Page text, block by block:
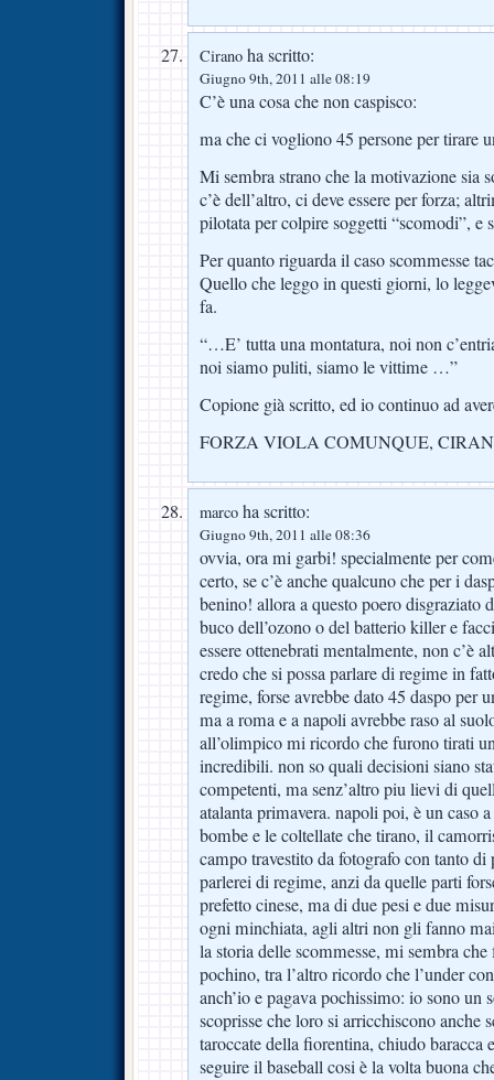
Cirano ha scritto:
Giugno 9th, 2011 alle 08:19
C’è una cosa che non caspisco:
ma che ci vogliono 45 persone per tirare
Mi sembra strano che la motivazione sia
c’è dell’altro, ci deve essere per forza;
pilotata per colpire soggetti “scomodi”, e
Per quanto riguarda il caso scommesse
Quello che leggo in questi giorni, lo
fa.
“…E’ tutta una montatura, noi non
noi siamo puliti, siamo le vittime …”
Copione già scritto, ed io continuo ad
FORZA VIOLA COMUNQUE,
marco ha scritto:
Giugno 9th, 2011 alle 08:36
ovvia, ora mi garbi! specialmente per
certo, se c’è anche qualcuno che per i
benino! allora a questo poero disgraziato
buco dell’ozono o del batterio killer e
essere ottenebrati mentalmente, non c’è
credo che si possa parlare di regime in
regime, forse avrebbe dato 45 daspo per
ma a roma e a napoli avrebbe raso al
all’olimpico mi ricordo che furono tirati
incredibili. non so quali decisioni siano
competenti, ma senz’altro piu lievi di
atalanta primavera. napoli poi, è un caso
bombe e le coltellate che tirano, il
campo travestito da fotografo con tanto di
parlerei di regime, anzi da quelle parti
prefetto cinese, ma di due pesi e due
ogni minchiata, agli altri non gli fanno
la storia delle scommesse, mi sembra
pochino, tra l’altro ricordo che l’under
anch’io e pagava pochissimo: io sono un
scoprisse che loro si arricchiscono anche
taroccate della fiorentina, chiudo baracca
seguire il baseball cosi è la volta buona